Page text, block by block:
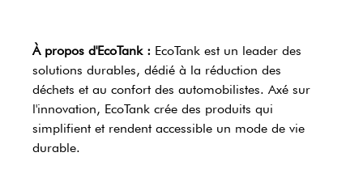
À propos d'EcoTank : EcoTank est un leader des
solutions durables, dédié à la réduction des
déchets et au confort des automobilistes. Axé sur
l'innovation, EcoTank crée des produits qui
simplifient et rendent accessible un mode de vie
durable.